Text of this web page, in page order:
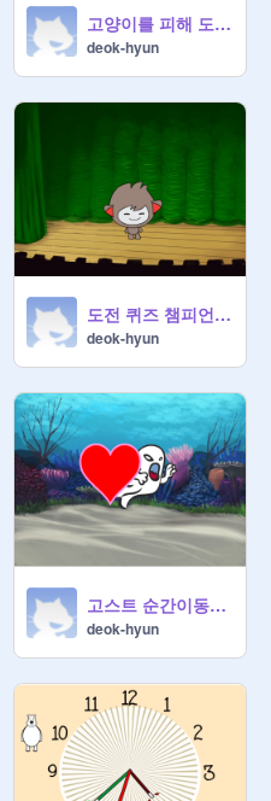
고양이를 피해 도망쳐라(기본)
deok-hyun
도전 퀴즈 챔피언(기본)
deok-hyun
고스트 순간이동(기본)
deok-hyun